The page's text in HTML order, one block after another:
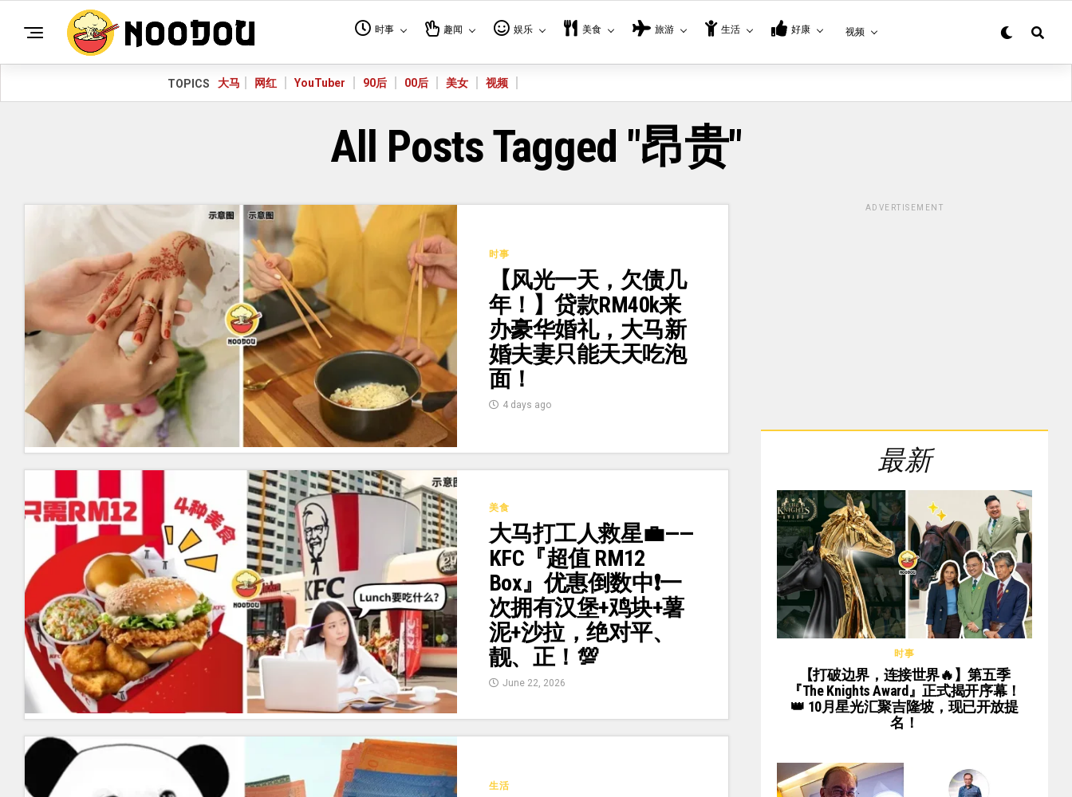
时事 趣闻 娱乐 美食 旅游 生活 好康 视频
TOPICS 大马 网红 YouTuber 90后 00后 美女 视频
All Posts Tagged "昂贵"
时事
【风光一天，欠债几
年！】贷款RM40k来
办豪华婚礼，大马新
婚夫妻只能天天吃泡
面！
4 days ago
美食
大马打工人救星💼——
KFC『超值 RM12
Box』优惠倒数中❗一
次拥有汉堡+鸡块+薯
泥+沙拉，绝对平、
靓、正！💯
June 22, 2026
生活
ADVERTISEMENT
最新
时事
【打破边界，连接世界🔥】第五季
『The Knights Award』正式揭开序幕！
👑 10月星光汇聚吉隆坡，现已开放提
名！